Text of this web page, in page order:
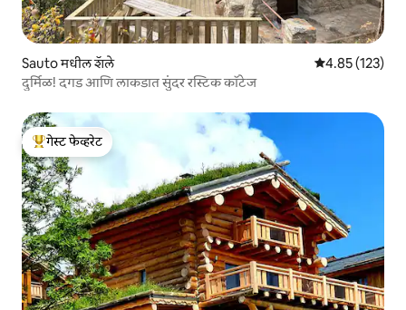
Sauto मधील शॅले 5 पैकी 4.85
4.85 (123)
दुर्मिळ! दगड आणि लाकडात सुंदर रस्टिक कॉटेज
टॉप गेस्ट फेव्हरेट
गेस्ट फेव्हरेट